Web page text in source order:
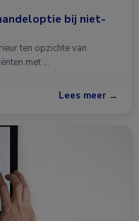
bij niet-
ten opzichte van
met …
Lees meer →